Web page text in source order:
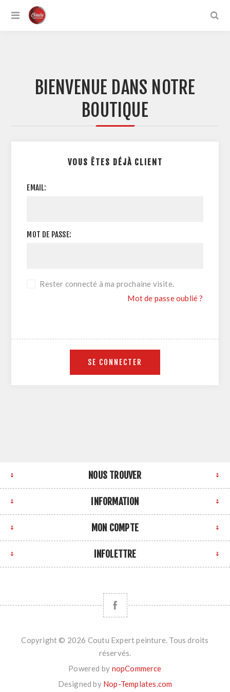
BIENVENUE DANS NOTRE
BOUTIQUE
VOUS ÊTES DÉJÀ CLIENT
EMAIL:
MOT DE PASSE:
Rester connecté à ma prochaine visite.
Mot de passe oublié ?
NOUS TROUVER
INFORMATION
MON COMPTE
INFOLETTRE
Copyright © 2026 Coutu Expert peinture. Tous droits
réservés.
Powered by nopCommerce
Designed by Nop-Templates.com